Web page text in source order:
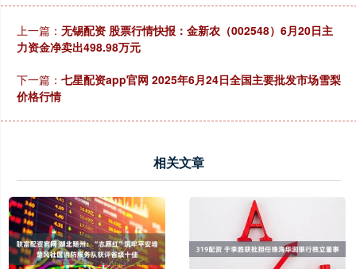
上一篇： 无锡配资 股票行情快报：金新农（002548）6月20日主
力资金净卖出498.98万元
下一篇： 七星配资app官网 2025年6月24日全国主要批发市场雪梨
价格行情
相关文章